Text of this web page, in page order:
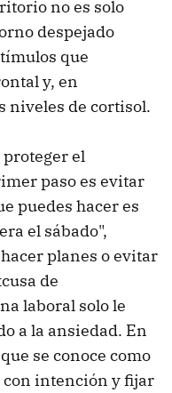
no es solo
despejado
que
y, en
niveles de cortisol.
proteger el
paso es evitar
puedes hacer es
el sábado",
planes o evitar
de
laboral solo le
a la ansiedad. En
se conoce como
con intención y fijar